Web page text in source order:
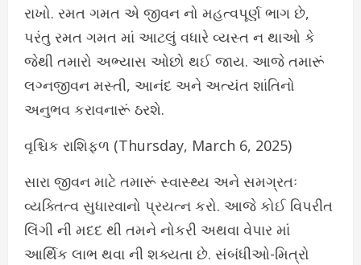
રાખો. રમત ગમત એ જીવન નો મહત્વપૂર્ણ ભાગ છે,
પરંતુ રમત ગમત માં આટલું વધારે વ્યસ્ત ન થાઓ કે
જેથી તમારો અભ્યાસ ઓછો થઈ જાય. આજે તમારૂં
લગ્નજીવન મસ્તી, આનંદ અને અત્યંત શાંતિનો
અનુભવ કરાવનારૂં ઠરશે.
વૃશ્ચિક રાશિફળ (Thursday, March 6, 2025)
સારા જીવન માટે તમારૂં સ્વાસ્થ્ય અને સમગ્રતઃ
વ્યક્તિત્વ સુધારવાનો પ્રયત્ન કરો. આજે કોઈ વિપરીત
લિંગી ની મદદ થી તમને નોકરી અથવા વેપાર માં
આર્થિક લાભ થવા ની શક્યતા છે. સંબંધીઓ-મિત્રો